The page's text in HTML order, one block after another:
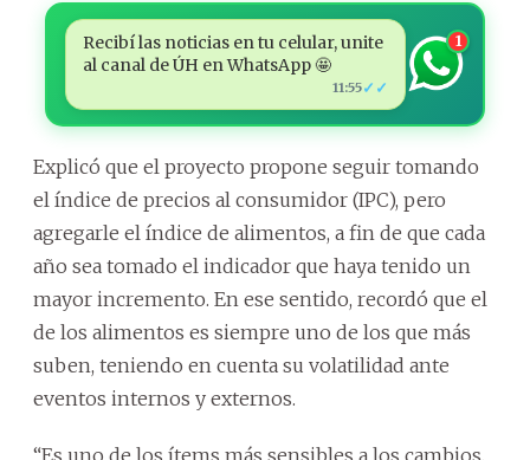
Recibí las noticias en tu celular, unite
al canal de ÚH en WhatsApp 🤩
11:55✓✓
1
Explicó que el proyecto propone seguir tomando
el índice de precios al consumidor (IPC), pero
agregarle el índice de alimentos, a fin de que cada
año sea tomado el indicador que haya tenido un
mayor incremento. En ese sentido, recordó que el
de los alimentos es siempre uno de los que más
suben, teniendo en cuenta su volatilidad ante
eventos internos y externos.
“Es uno de los ítems más sensibles a los cambios,